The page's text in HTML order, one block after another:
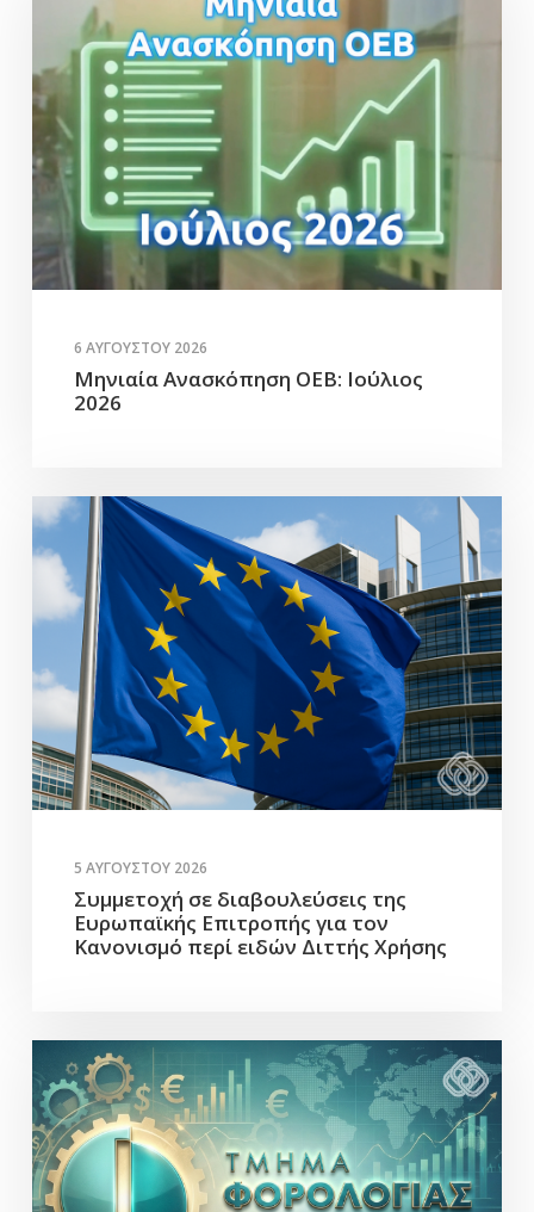
6 ΑΥΓΟΎΣΤΟΥ 2026
Μηνιαία Ανασκόπηση ΟΕΒ: Ιούλιος
2026
5 ΑΥΓΟΎΣΤΟΥ 2026
Συμμετοχή σε διαβουλεύσεις της
Ευρωπαϊκής Επιτροπής για τον
Κανονισμό περί ειδών Διττής Χρήσης